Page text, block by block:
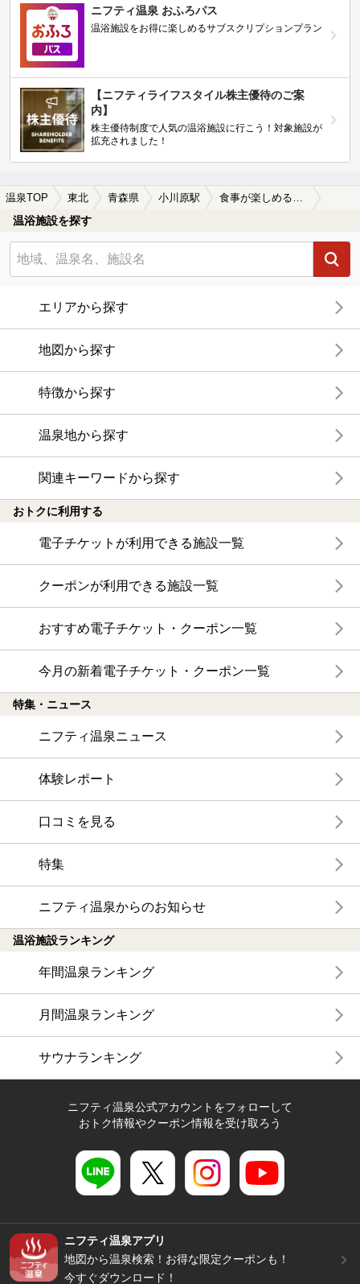
ニフティ温泉 おふろパス
温浴施設をお得に楽しめるサブスクリプションプラン
【ニフティライフスタイル株主優待のご案
内】
株主優待制度で人気の温浴施設に行こう！対象施設が
拡充されました！
温泉TOP 東北 青森県 小川原駅 食事が楽しめる小川原駅近くの温泉、日帰り温泉、スーパー銭湯おすすめ
温浴施設を探す
エリアから探す
地図から探す
特徴から探す
温泉地から探す
関連キーワードから探す
おトクに利用する
電子チケットが利用できる施設一覧
クーポンが利用できる施設一覧
おすすめ電子チケット・クーポン一覧
今月の新着電子チケット・クーポン一覧
特集・ニュース
ニフティ温泉ニュース
体験レポート
口コミを見る
特集
ニフティ温泉からのお知らせ
温浴施設ランキング
年間温泉ランキング
月間温泉ランキング
サウナランキング
ニフティ温泉公式アカウントをフォローして
おトク情報やクーポン情報を受け取ろう
ニフティ温泉アプリ
地図から温泉検索！お得な限定クーポンも！
今すぐダウンロード！